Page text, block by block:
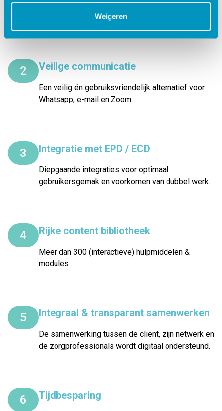
Weigeren
De cliënt kan zelf aan de slag en zijn netwerk erbij
2 Veilige communicatie
Een veilig én gebruiksvriendelijk alternatief voor
Whatsapp, e-mail en Zoom.
3 Integratie met EPD / ECD
Diepgaande integraties voor optimaal
gebruikersgemak en voorkomen van dubbel werk.
4 Rijke content bibliotheek
Meer dan 300 (interactieve) hulpmiddelen &
modules
5 Integraal & transparant samenwerken
De samenwerking tussen de cliënt, zijn netwerk en
de zorgprofessionals wordt digitaal ondersteund.
6 Tijdbesparing